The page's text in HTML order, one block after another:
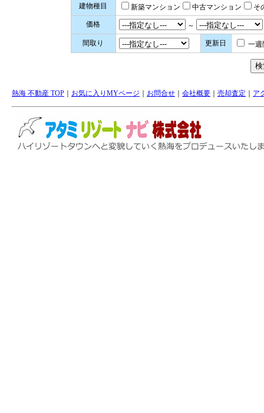
建物種目 新築マンション 中古マンション そ
価格 ～
間取り 更新日 一週
熱海 不動産 TOP お気に入りMYページ お問合せ 会社概要 売却査定 ア